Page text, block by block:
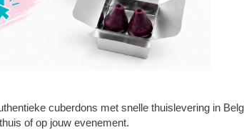
cuberdons met snelle thuislevering in
of op jouw evenement.